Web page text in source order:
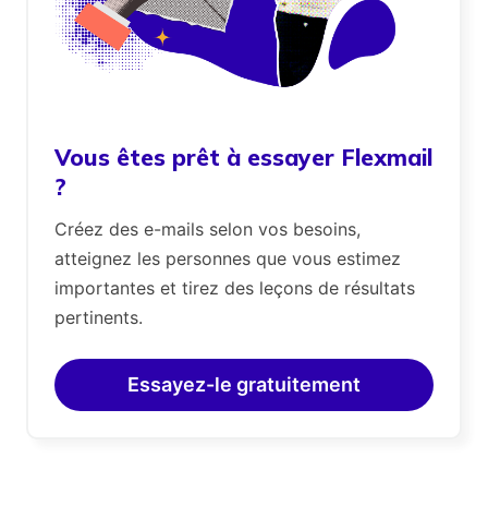
Vous êtes prêt à essayer Flexmail
?
Créez des e-mails selon vos besoins,
atteignez les personnes que vous estimez
importantes et tirez des leçons de résultats
pertinents.
Essayez-le gratuitement